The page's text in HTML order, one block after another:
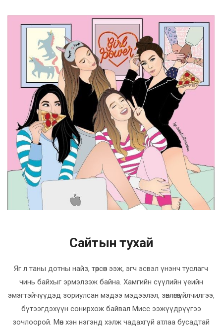
Сайтын тухай
Яг л таны дотны найз, төрсөн ээж, эгч эсвэл үнэнч туслагч
чинь байхыг эрмэлзэж байна. Хамгийн сүүлийн үеийн
эмэгтэйчүүдэд зориулсан мэдээ мэдээлэл, зөвлөгөө үйлчилгээ,
бүтээгдэхүүн сонирхож байвал Мисс ээжүүдрүүгээ
зочлоорой. Мөн хэн нэгэнд хэлж чадахгүй атлаа бусадтай